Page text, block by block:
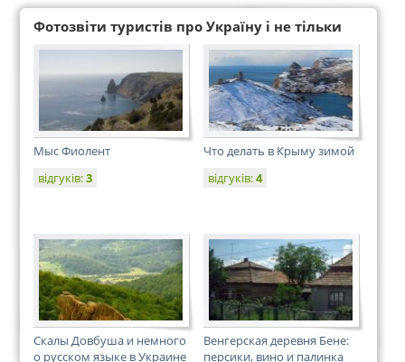
Фотозвіти туристів про Україну і не тільки
Мыс Фиолент
відгуків:3
Что делать в Крыму зимой
відгуків:4
Скалы Довбуша и немного
о русском языке в Украине
Венгерская деревня Бене:
персики, вино и палинка